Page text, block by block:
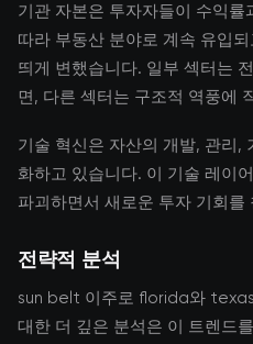
기관 자본은 투자자들이 수익
따라 부동산 분야로 계속 유입
띄게 변했습니다. 일부 섹터는
면, 다른 섹터는 구조적 역풍에
기술 혁신은 자산의 개발, 관리,
화하고 있습니다. 이 기술 레이
파괴하면서 새로운 투자 기회를
전략적 분석
sun belt 이주로 florida와
대한 더 깊은 분석은 이 트렌드